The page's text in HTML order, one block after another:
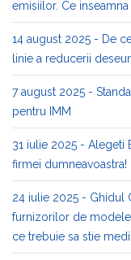
emisiilor. Ce
14 august 2025 - De
linie a reducerii
7 august 2025 -
pentru IMM
31 iulie 2025 - Alegeti
firmei dumneavoastra!
24 iulie 2025 - Ghidul
furnizorilor de
ce trebuie sa stie